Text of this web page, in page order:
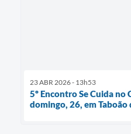
23 ABR 2026 - 13h53
5º Encontro Se Cuida no
domingo, 26, em Taboão